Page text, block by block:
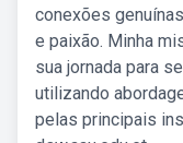
conexões
e paixão. Minha
sua jornada para
utilizando
pelas principais